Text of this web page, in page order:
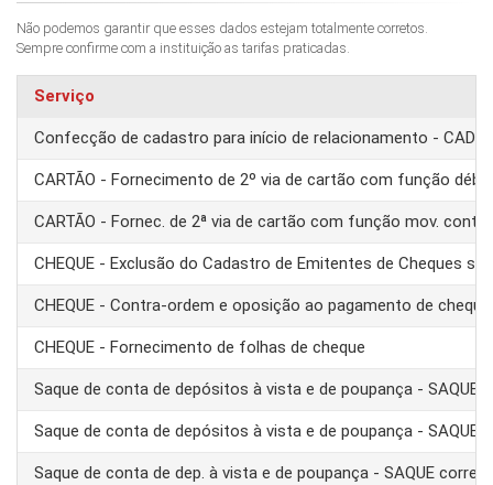
Não podemos garantir que esses dados estejam totalmente corretos.
Sempre confirme com a instituição as tarifas praticadas.
Serviço
Confecção de cadastro para início de relacionamento -
CARTÃO - Fornecimento de 2º via de cartão com função
CARTÃO - Fornec. de 2ª via de cartão com função mov. conta
CHEQUE - Exclusão do Cadastro de Emitentes de Cheques
CHEQUE - Contra-ordem e oposição ao pagamento de cheque
CHEQUE - Fornecimento de folhas de cheque
Saque de conta de depósitos à vista e de poupança - SAQUE
Saque de conta de depósitos à vista e de poupança - SAQUE
Saque de conta de dep. à vista e de poupança - SAQUE